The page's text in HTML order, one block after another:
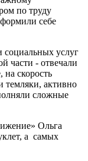
по труду
себе
социальных услуг
части ­- отвечали
скорость
темляки, активно
сложные
Ольга
а самых